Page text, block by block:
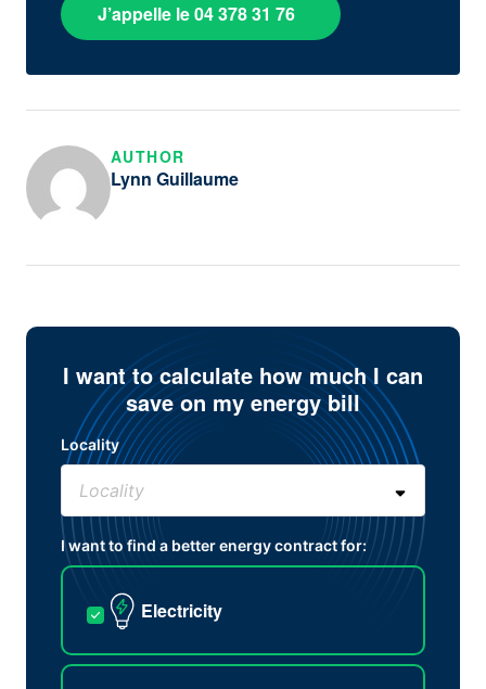
J’appelle le 04 378 31 76
AUTHOR
Lynn Guillaume
I want to calculate how much I can
save on my energy bill
Locality
I want to find a better energy contract for:
Electricity